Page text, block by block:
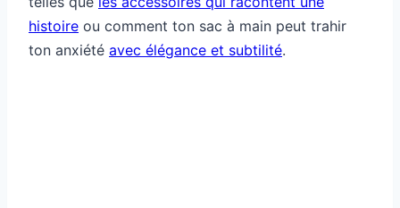
histoire ou comment ton sac à main peut trahir
ton anxiété avec élégance et subtilité.